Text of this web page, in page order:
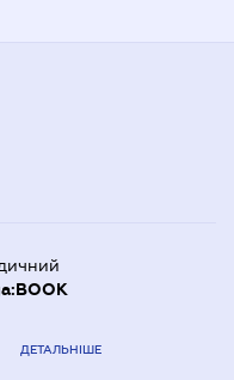
ДЕТАЛЬНІШЕ